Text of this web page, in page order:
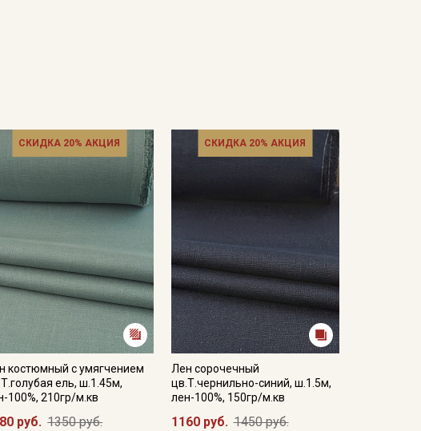
СКИДКА 20% АКЦИЯ
костюмный с умягчением
ель, ш.1.45м,
100%, 210гр/м.кв
руб. 1350 руб.
СКИДКА 20% АКЦИЯ
Лен сорочечный
цв.Т.чернильно-синий, ш.1.5м,
лен-100%, 150гр/м.кв
1160 руб. 1450 руб.